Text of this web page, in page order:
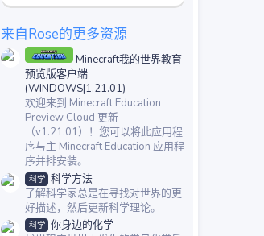
来自Rose的更多资源
Minecraft我的世界教育
预览版客户端
(WINDOWS|1.21.01)
欢迎来到 Minecraft Education
Preview Cloud 更新
（v1.21.01）！您可以将此应用程
序与主 Minecraft Education 应用程
序并排安装。
科学 科学方法
了解科学家总是在寻找对世界的更
好描述，然后更新科学理论。
科学 你身边的化学